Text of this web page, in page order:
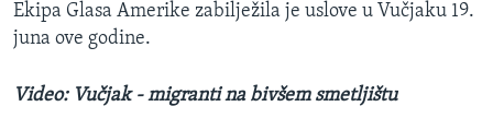
Ekipa Glasa Amerike zabilježila je uslove u Vučjaku 19.
juna ove godine.
Video: Vučjak - migranti na bivšem smetljištu